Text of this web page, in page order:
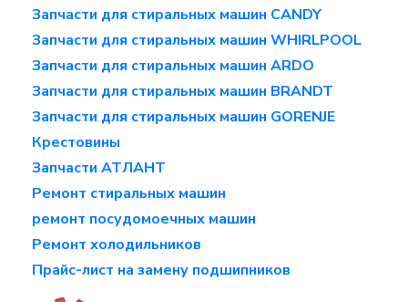
Запчасти для стиральных машин CANDY
Запчасти для стиральных машин WHIRLPOOL
Запчасти для стиральных машин ARDO
Запчасти для стиральных машин BRANDT
Запчасти для стиральных машин GORENJE
Крестовины
Запчасти АТЛАНТ
Ремонт стиральных машин
ремонт посудомоечных машин
Ремонт холодильников
Прайс-лист на замену подшипников